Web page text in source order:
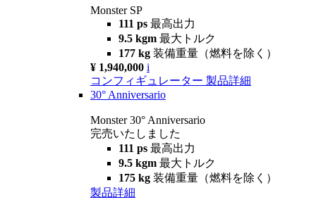
Monster SP
111 ps 最高出力
9.5 kgm 最大トルク
177 kg 装備重量（燃料を除く）
¥ 1,940,000 i
コンフィギュレーター 製品詳細
30° Anniversario
Monster 30° Anniversario
完売いたしました
111 ps 最高出力
9.5 kgm 最大トルク
175 kg 装備重量（燃料を除く）
製品詳細